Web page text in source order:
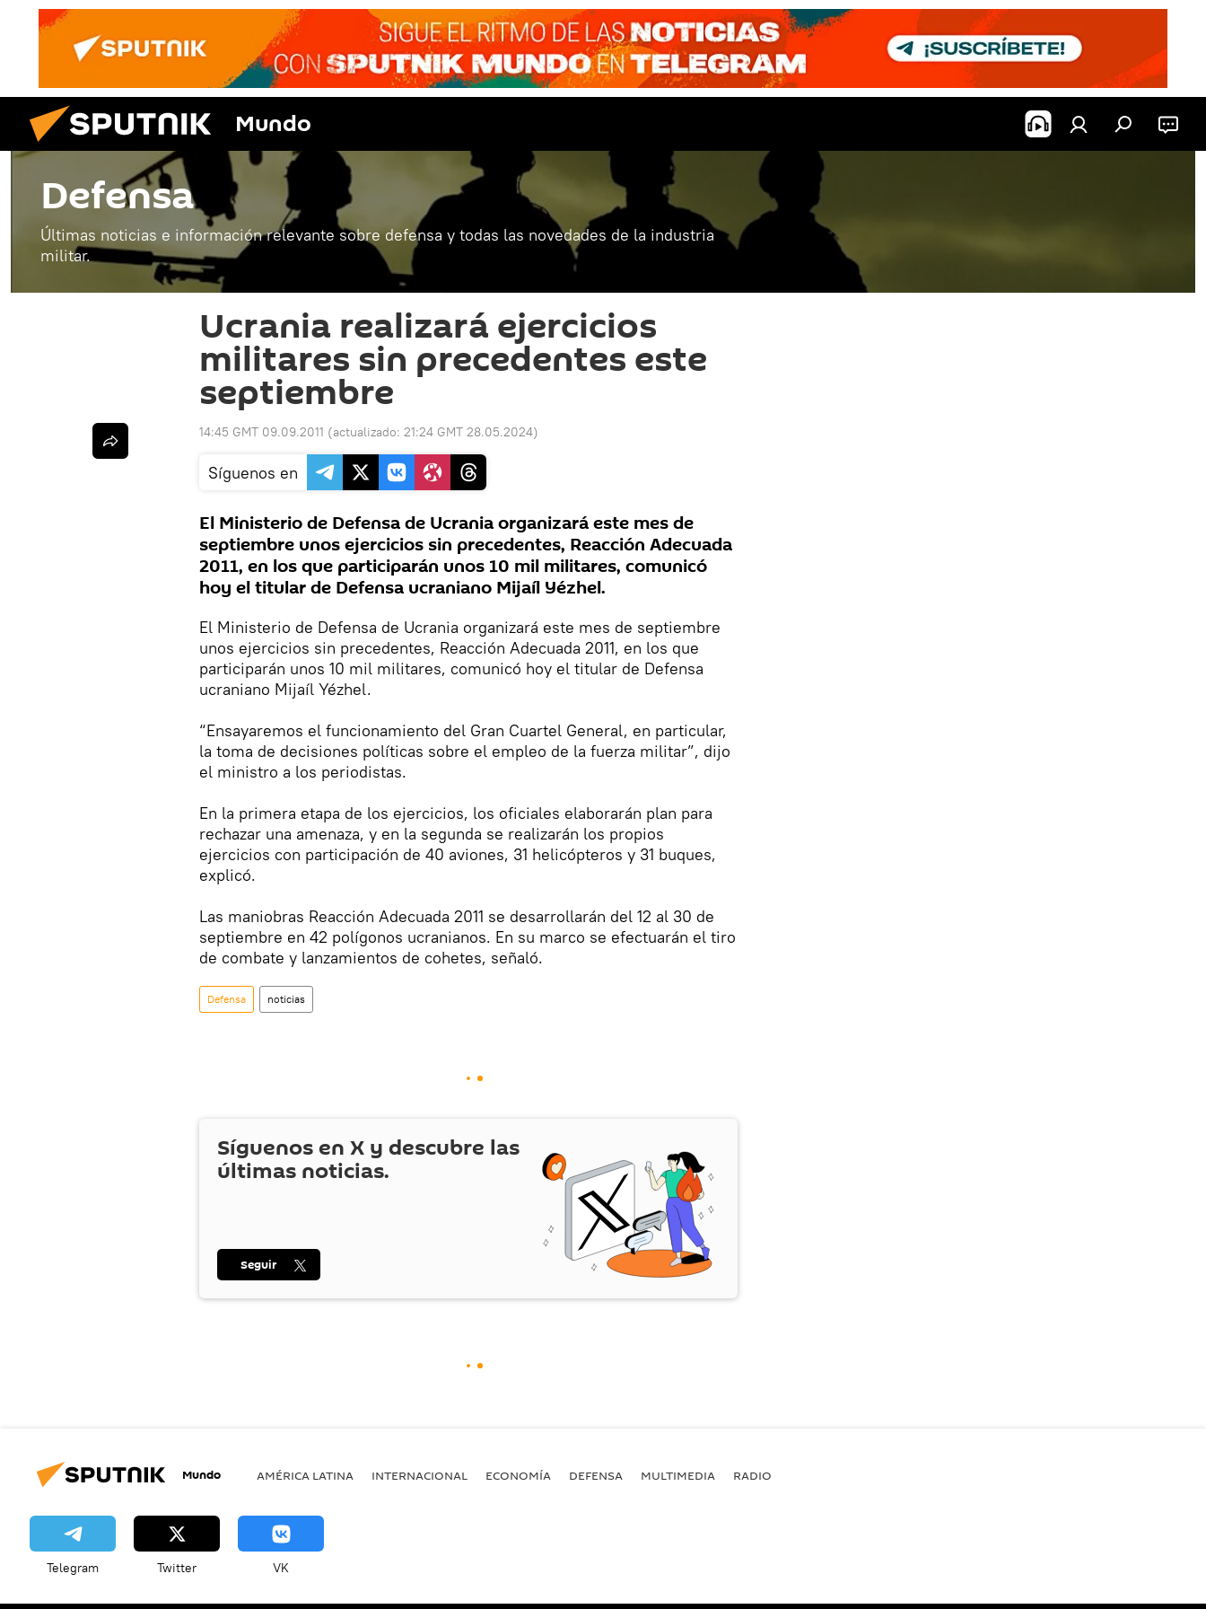
Mundo
Defensa
Últimas noticias e información relevante sobre defensa y todas las novedades de la industria
militar.
Ucrania realizará ejercicios
militares sin precedentes este
septiembre
14:45 GMT 09.09.2011 (actualizado: 21:24 GMT 28.05.2024)
Síguenos en
El Ministerio de Defensa de Ucrania organizará este mes de
septiembre unos ejercicios sin precedentes, Reacción Adecuada
2011, en los que participarán unos 10 mil militares, comunicó
hoy el titular de Defensa ucraniano Mijaíl Yézhel.
El Ministerio de Defensa de Ucrania organizará este mes de septiembre
unos ejercicios sin precedentes, Reacción Adecuada 2011, en los que
participarán unos 10 mil militares, comunicó hoy el titular de Defensa
ucraniano Mijaíl Yézhel.
“Ensayaremos el funcionamiento del Gran Cuartel General, en particular,
la toma de decisiones políticas sobre el empleo de la fuerza militar”, dijo
el ministro a los periodistas.
En la primera etapa de los ejercicios, los oficiales elaborarán plan para
rechazar una amenaza, y en la segunda se realizarán los propios
ejercicios con participación de 40 aviones, 31 helicópteros y 31 buques,
explicó.
Las maniobras Reacción Adecuada 2011 se desarrollarán del 12 al 30 de
septiembre en 42 polígonos ucranianos. En su marco se efectuarán el tiro
de combate y lanzamientos de cohetes, señaló.
Defensa noticias
Síguenos en X y descubre las
últimas noticias.
Seguir
Mundo AMÉRICA LATINA INTERNACIONAL ECONOMÍA DEFENSA MULTIMEDIA RADIO
Telegram Twitter VK